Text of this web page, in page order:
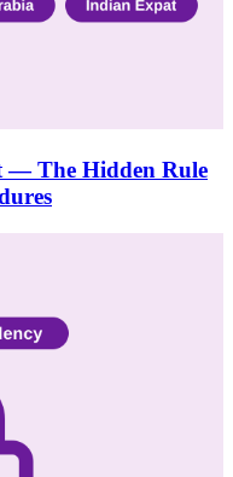
— The Hidden Rule